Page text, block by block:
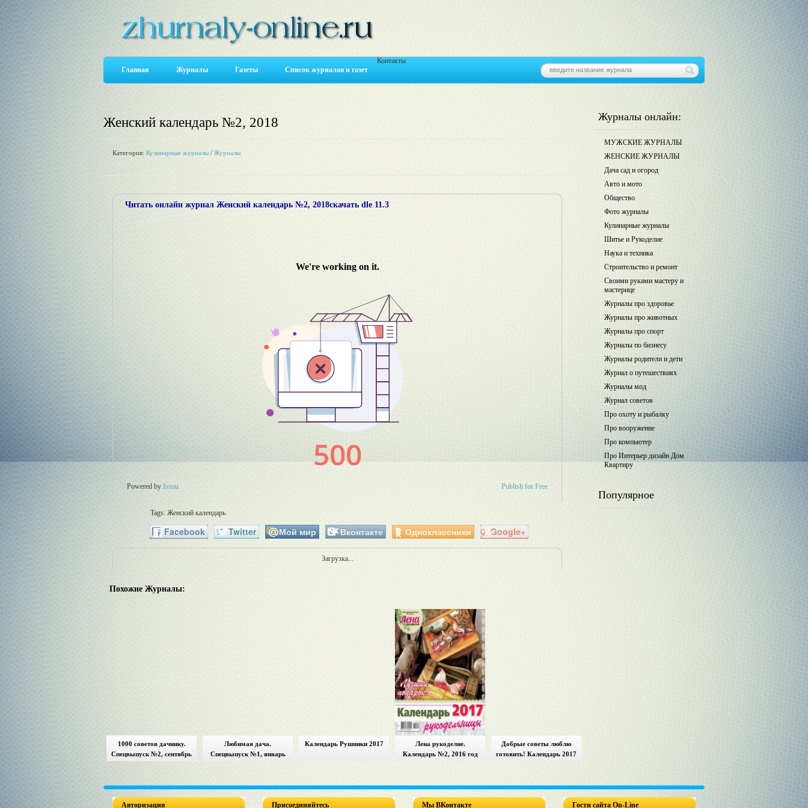
Главная Журналы Газеты Список журналов и газет
Контакты
Женский календарь №2, 2018
Категория: Кулинарные журналы / Журналы
Читать онлайн журнал Женский календарь №2, 2018скачать dle 11.3
Powered by Issuu Publish for Free
Tags:Женский календарь
Facebook Twitter Мой мир Вконтакте Одноклассники Google+
Загрузка...
Похожие Журналы:
1000 советов дачнику.
Спецвыпуск №2, сентябрь
2017
Любимая дача.
Спецвыпуск №1, январь
Календарь Рушники 2017
Лена рукоделие.
Календарь №2, 2016 год
Добрые советы люблю
готовить! Календарь 2017
Журналы онлайн:
МУЖСКИЕ ЖУРНАЛЫ
ЖЕНСКИЕ ЖУРНАЛЫ
Дача сад и огород
Авто и мото
Общество
Фото журналы
Кулинарные журналы
Шитье и Рукоделие
Наука и техника
Строительство и ремонт
Своими руками мастеру и
мастерице
Журналы про здоровье
Журналы про животных
Журналы про спорт
Журналы по бизнесу
Журналы родители и дети
Журнал о путешествиях
Журналы мод
Журнал советов
Про охоту и рыбалку
Про вооружение
Про компьютер
Про Интерьер дизайн Дом
Квартиру
Популярное
Авторизация Присоединяйтесь Мы ВКонтакте Гости сайта On-Line